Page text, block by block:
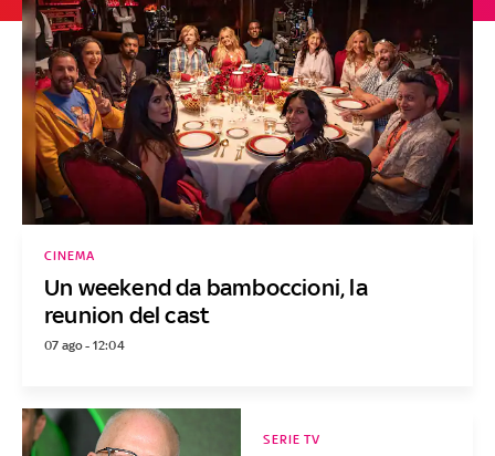
Un weekend da bamboccioni, la
reunion del cast
CINEMA
07 ago - 12:04
SERIE TV